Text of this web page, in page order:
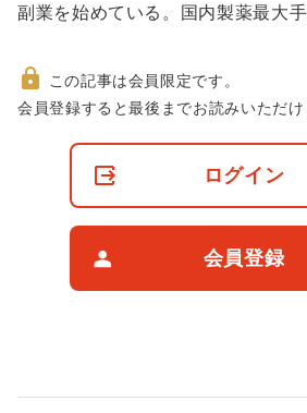
副業を始めている。国内製薬最大
非
この記事は会員限定です。
会員登録すると最後までお読みいただけ
ログイン
会員登録